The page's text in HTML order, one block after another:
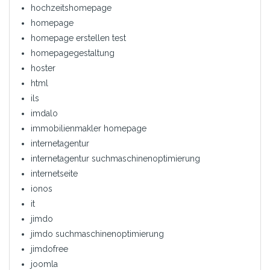
hochzeitshomepage
homepage
homepage erstellen test
homepagegestaltung
hoster
html
ils
imdalo
immobilienmakler homepage
internetagentur
internetagentur suchmaschinenoptimierung
internetseite
ionos
it
jimdo
jimdo suchmaschinenoptimierung
jimdofree
joomla